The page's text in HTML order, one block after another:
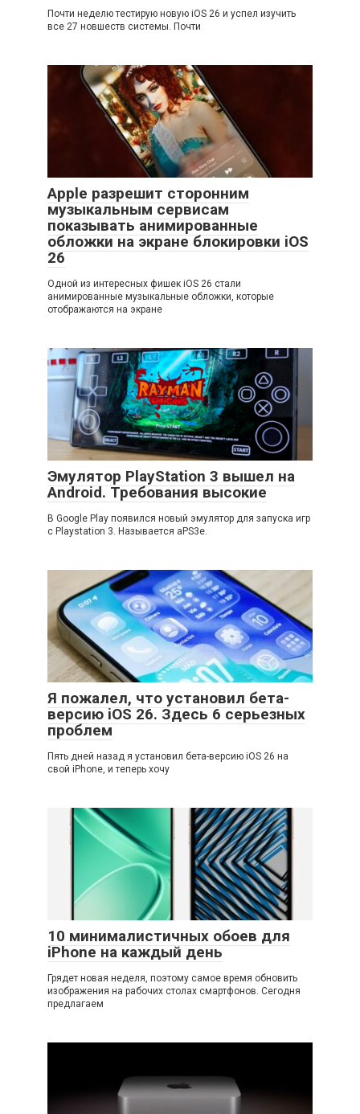
Почти неделю тестирую новую iOS 26 и успел изучить
все 27 новшеств системы. Почти
Apple разрешит сторонним
музыкальным сервисам
показывать анимированные
обложки на экране блокировки iOS
26
Одной из интересных фишек iOS 26 стали
анимированные музыкальные обложки, которые
отображаются на экране
Эмулятор PlayStation 3 вышел на
Android. Требования высокие
В Google Play появился новый эмулятор для запуска игр
с Playstation 3. Называется aPS3e.
Я пожалел, что установил бета-
версию iOS 26. Здесь 6 серьезных
проблем
Пять дней назад я установил бета-версию iOS 26 на
свой iPhone, и теперь хочу
10 минималистичных обоев для
iPhone на каждый день
Грядет новая неделя, поэтому самое время обновить
изображения на рабочих столах смартфонов. Сегодня
предлагаем